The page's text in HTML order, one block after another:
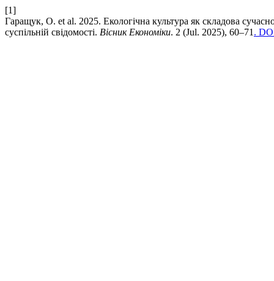
[1]
Гаращук, О. et al. 2025. Екологічна культура як складова
суспільній свідомості. Вісник Економіки. 2 (Jul. 2025), 60–71 .